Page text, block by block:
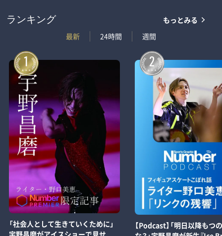
ランキング
最新
24時間 週間
もっとみる
1
「社会人として生きていくために」
宇野昌磨がアイスショーで見せ
2
【Podcast】「明日以降もつ